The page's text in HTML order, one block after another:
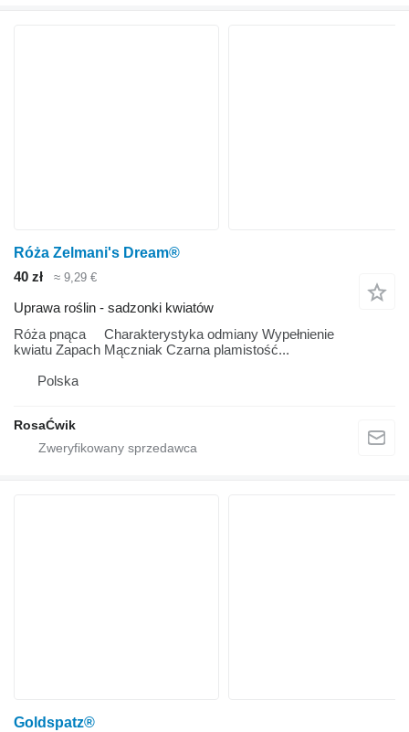
Róża Zelmani's Dream®
40 zł
≈ 9,29 €
Uprawa roślin - sadzonki kwiatów
Róża pnąca Charakterystyka odmiany Wypełnienie
kwiatu Zapach Mączniak Czarna plamistość...
Polska
RosaĆwik
Goldspatz®